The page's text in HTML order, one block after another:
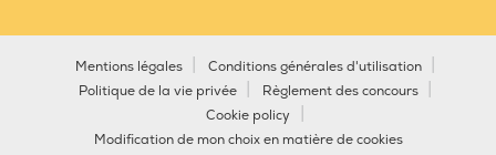
Mentions légales
Conditions générales d'utilisation
Politique de la vie privée
Règlement des concours
Cookie policy
Modification de mon choix en matière de cookies